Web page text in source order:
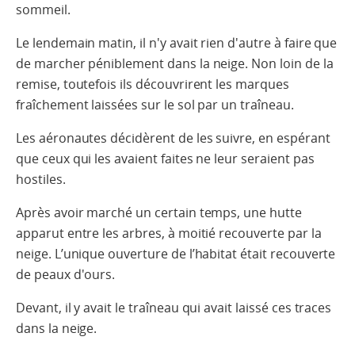
sommeil.
Le lendemain matin, il n'y avait rien d'autre à faire que
de marcher péniblement dans la neige. Non loin de la
remise, toutefois ils découvrirent les marques
fraîchement laissées sur le sol par un traîneau.
Les aéronautes décidèrent de les suivre, en espérant
que ceux qui les avaient faites ne leur seraient pas
hostiles.
Après avoir marché un certain temps, une hutte
apparut entre les arbres, à moitié recouverte par la
neige. L’unique ouverture de l’habitat était recouverte
de peaux d'ours.
Devant, il y avait le traîneau qui avait laissé ces traces
dans la neige.